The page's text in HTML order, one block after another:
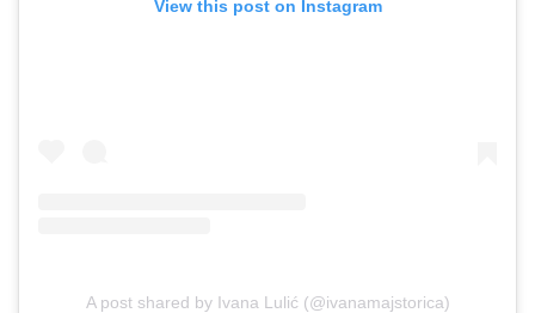
View this post on Instagram
A post shared by Ivana Lulić (@ivanamajstorica)